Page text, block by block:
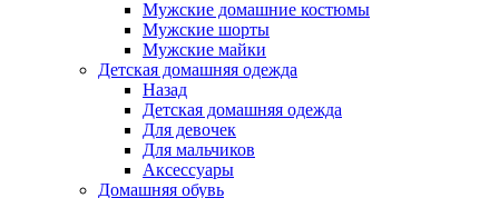
Мужские домашние костюмы
Мужские шорты
Мужские майки
Детская домашняя одежда
Назад
Детская домашняя одежда
Для девочек
Для мальчиков
Аксессуары
Домашняя обувь